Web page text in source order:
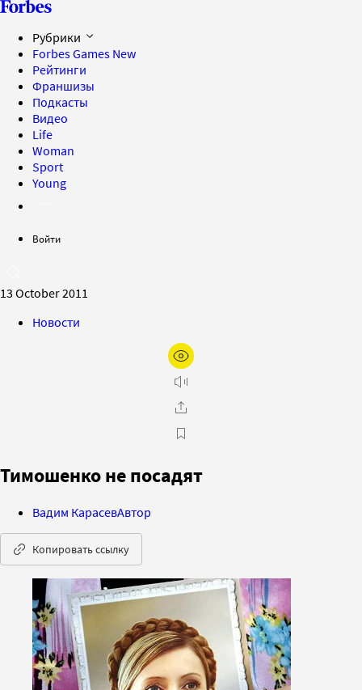
Рубрики
Forbes Games New
Рейтинги
Франшизы
Подкасты
Видео
Life
Woman
Sport
Young
Войти
13 October 2011
Новости
Тимошенко не посадят
Вадим КарасевАвтор
Копировать ссылку